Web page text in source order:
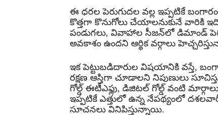
ఈ ధరల పెరుగుదల వల్ల ఇప్పటికే
కొత్తగా కొనుగోలు చేయాలనుకునే
పండుగలు, వివాహాల సీజన్‌లో డిమాండ్
అవకాశం ఉందని ఆర్థిక వర్గాలు
ఇక పెట్టుబడిదారుల విషయానికి వస్తే,
రక్షణ ఆస్తిగా చూడాలని నిపుణులు
గోల్డ్ ఈటీఎఫ్లు, డిజిటల్ గోల్డ్ వంటి
ఇప్పటికే ఎత్తులో ఉన్న నేపథ్యంలో
సూచనలు వినిపిస్తున్నాయి.